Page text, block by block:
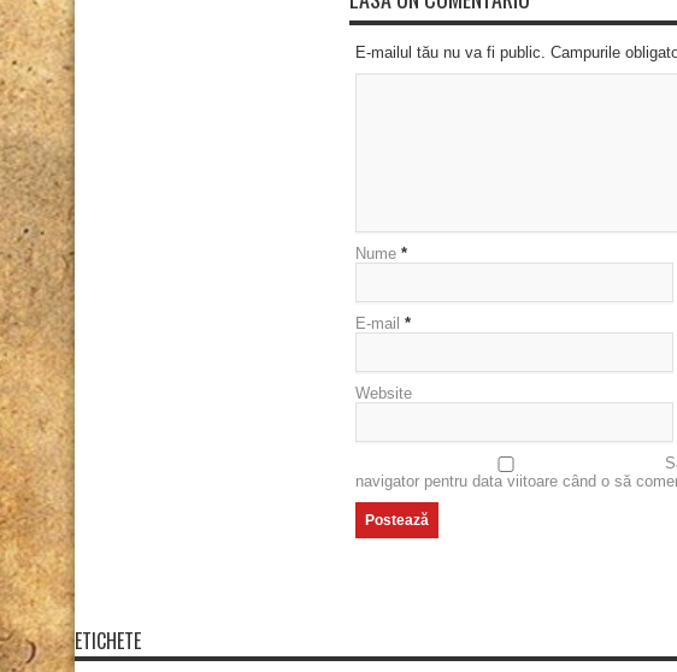
E-mailul tău nu va fi public. Campurile
Nume *
E-mail *
Website
navigator pentru data viitoare când o să
ETICHETE